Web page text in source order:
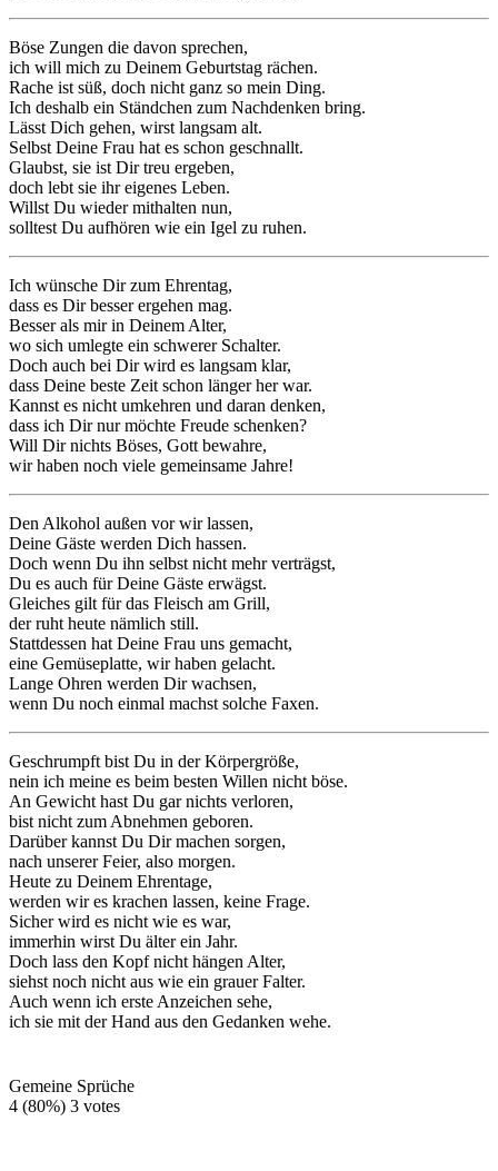
Böse Zungen die davon sprechen,
ich will mich zu Deinem Geburtstag rächen.
Rache ist süß, doch nicht ganz so mein Ding.
Ich deshalb ein Ständchen zum Nachdenken bring.
Lässt Dich gehen, wirst langsam alt.
Selbst Deine Frau hat es schon geschnallt.
Glaubst, sie ist Dir treu ergeben,
doch lebt sie ihr eigenes Leben.
Willst Du wieder mithalten nun,
solltest Du aufhören wie ein Igel zu ruhen.
Ich wünsche Dir zum Ehrentag,
dass es Dir besser ergehen mag.
Besser als mir in Deinem Alter,
wo sich umlegte ein schwerer Schalter.
Doch auch bei Dir wird es langsam klar,
dass Deine beste Zeit schon länger her war.
Kannst es nicht umkehren und daran denken,
dass ich Dir nur möchte Freude schenken?
Will Dir nichts Böses, Gott bewahre,
wir haben noch viele gemeinsame Jahre!
Den Alkohol außen vor wir lassen,
Deine Gäste werden Dich hassen.
Doch wenn Du ihn selbst nicht mehr verträgst,
Du es auch für Deine Gäste erwägst.
Gleiches gilt für das Fleisch am Grill,
der ruht heute nämlich still.
Stattdessen hat Deine Frau uns gemacht,
eine Gemüseplatte, wir haben gelacht.
Lange Ohren werden Dir wachsen,
wenn Du noch einmal machst solche Faxen.
Geschrumpft bist Du in der Körpergröße,
nein ich meine es beim besten Willen nicht böse.
An Gewicht hast Du gar nichts verloren,
bist nicht zum Abnehmen geboren.
Darüber kannst Du Dir machen sorgen,
nach unserer Feier, also morgen.
Heute zu Deinem Ehrentage,
werden wir es krachen lassen, keine Frage.
Sicher wird es nicht wie es war,
immerhin wirst Du älter ein Jahr.
Doch lass den Kopf nicht hängen Alter,
siehst noch nicht aus wie ein grauer Falter.
Auch wenn ich erste Anzeichen sehe,
ich sie mit der Hand aus den Gedanken wehe.
Gemeine Sprüche
4 (80%) 3 votes